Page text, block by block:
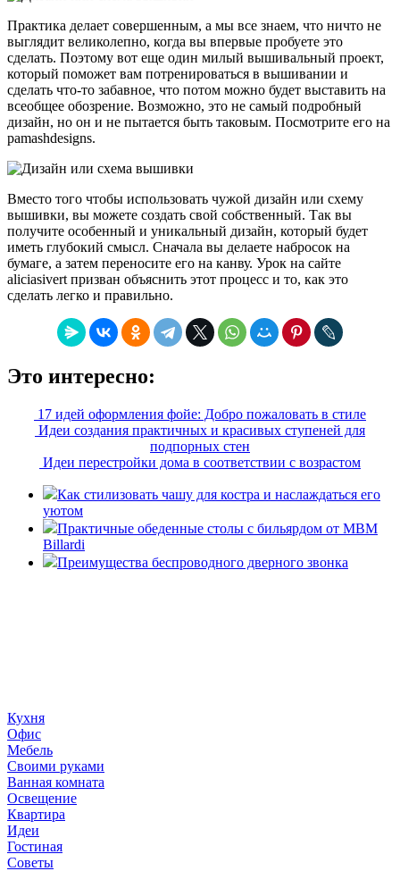
Практика делает совершенным, а мы все знаем, что ничто не
выглядит великолепно, когда вы впервые пробуете это
сделать. Поэтому вот еще один милый вышивальный проект,
который поможет вам потренироваться в вышивании и
сделать что-то забавное, что потом можно будет выставить на
всеобщее обозрение. Возможно, это не самый подробный
дизайн, но он и не пытается быть таковым. Посмотрите его на
pamashdesigns.
Вместо того чтобы использовать чужой дизайн или схему
вышивки, вы можете создать свой собственный. Так вы
получите особенный и уникальный дизайн, который будет
иметь глубокий смысл. Сначала вы делаете набросок на
бумаге, а затем переносите его на канву. Урок на сайте
aliciasivert призван объяснить этот процесс и то, как это
сделать легко и правильно.
Это интересно:
17 идей оформления фойе: Добро пожаловать в стиле
Идеи создания практичных и красивых ступеней для
подпорных стен
Идеи перестройки дома в соответствии с возрастом
Как стилизовать чашу для костра и наслаждаться его
уютом
Практичные обеденные столы с бильярдом от MBM
Billardi
Преимущества беспроводного дверного звонка
Кухня
Офис
Мебель
Своими руками
Ванная комната
Освещение
Квартира
Идеи
Гостиная
Советы